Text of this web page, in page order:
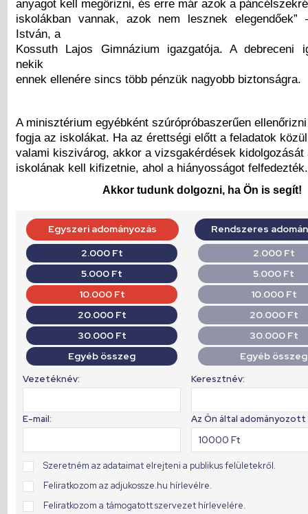
anyagot kell megőrizni, és erre már azok a
iskolákban vannak, azok nem lesznek elegendőek”
István, a
Kossuth Lajos Gimnázium igazgatója. A debreceni
nekik
ennek ellenére sincs több pénzük nagyobb biztonságra.
A minisztérium egyébként szúrópróbaszerűen ellenőrizni
fogja az iskolákat. Ha az érettségi előtt a feladatok
valami kiszivárog, akkor a vizsgakérdések kidolgozását
iskolának kell kifizetnie, ahol a hiányosságot felfedezték.
Akkor tudunk dolgozni, ha Ön is segít!